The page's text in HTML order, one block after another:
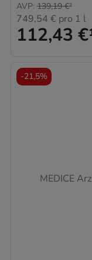
112,43 €
AVP: 139,19 €²
749,54 € pro 1 l
MEDICE
-21,5%